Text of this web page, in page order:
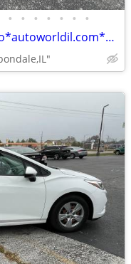
• • • • • • •
2013 Toyota Prius V Five 1.8L Auto*autoworldil.com*GAS/ELECTRIC HYBRID